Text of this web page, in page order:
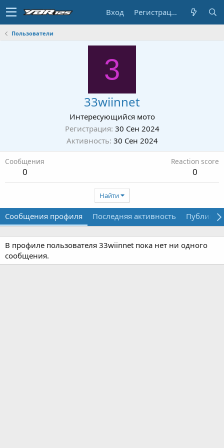
Вход Регистрация
Пользователи
3
33wiinnet
Интересующийся мото
Регистрация 30 Сен 2024
Активность 30 Сен 2024
Сообщения
0
Reaction score
0
Найти
Сообщения профиля Последняя активность
В профиле пользователя 33wiinnet пока нет ни одного
сообщения.